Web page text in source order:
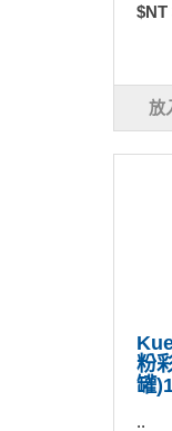
$NT
放
粉
罐
..